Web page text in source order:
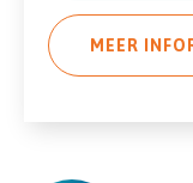
MEER